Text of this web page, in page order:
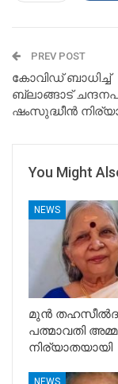
PREV POST
കോവിഡ് ബാധിച്ച്
ബ്ലാങ്ങാട്
ഷംസുദ്ധീൻ
You Might
NEWS
മുൻ
പത്മാവതി അമ്മ
നിര്യാതയായി
NEWS